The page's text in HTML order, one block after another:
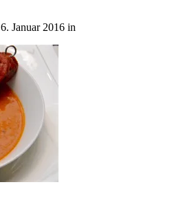
6. Januar 2016 in